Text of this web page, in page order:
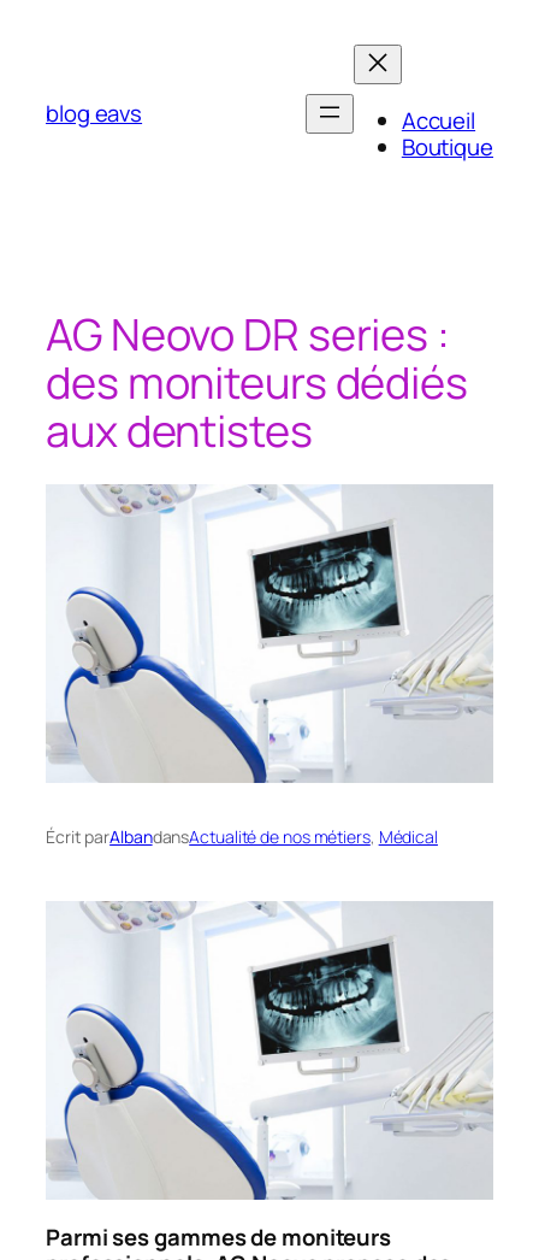
blog eavs
Accueil
Boutique
AG Neovo DR series :
des moniteurs dédiés
aux dentistes
Écrit parAlbandansActualité de nos métiers, Médical
Parmi ses gammes de moniteurs